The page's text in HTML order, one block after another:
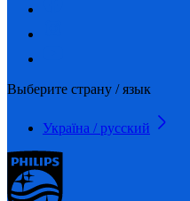
Выберите страну / язык
Україна / русский